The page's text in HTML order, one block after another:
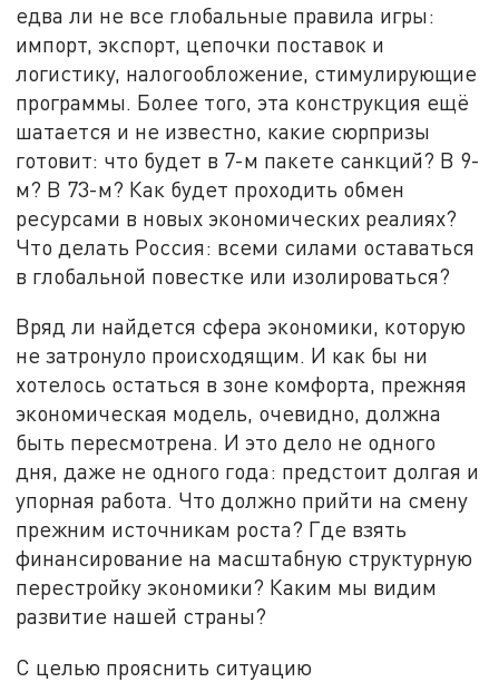
едва ли не все глобальные правила игры:
импорт, экспорт, цепочки поставок и
логистику, налогообложение, стимулирующие
программы. Более того, эта конструкция ещё
шатается и не известно, какие сюрпризы
готовит: что будет в 7-м пакете санкций? В 9-
м? В 73-м? Как будет проходить обмен
ресурсами в новых экономических реалиях?
Что делать Россия: всеми силами оставаться
в глобальной повестке или изолироваться?
Вряд ли найдется сфера экономики, которую
не затронуло происходящим. И как бы ни
хотелось остаться в зоне комфорта, прежняя
экономическая модель, очевидно, должна
быть пересмотрена. И это дело не одного
дня, даже не одного года: предстоит долгая и
упорная работа. Что должно прийти на смену
прежним источникам роста? Где взять
финансирование на масштабную структурную
перестройку экономики? Каким мы видим
развитие нашей страны?
С целью прояснить ситуацию